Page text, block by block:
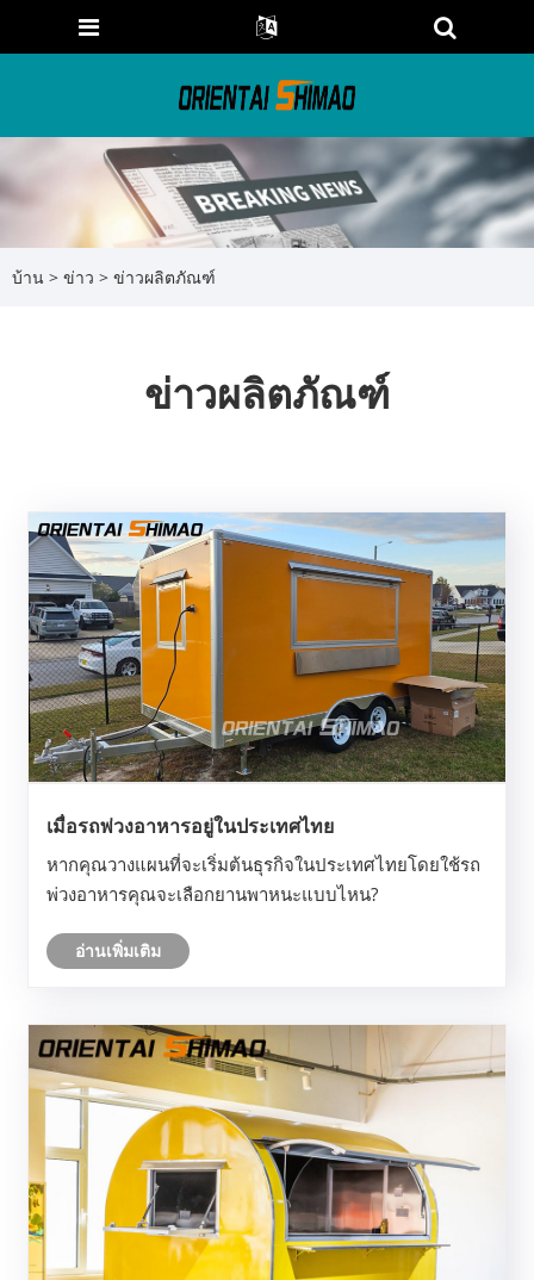
บ้าน > ข่าว > ข่าวผลิตภัณฑ์
ข่าวผลิตภัณฑ์
เมื่อรถพ่วงอาหารอยู่ในประเทศไทย
หากคุณวางแผนที่จะเริ่มต้นธุรกิจในประเทศไทยโดยใช้รถ
พ่วงอาหารคุณจะเลือกยานพาหนะแบบไหน?
อ่านเพิ่มเติม